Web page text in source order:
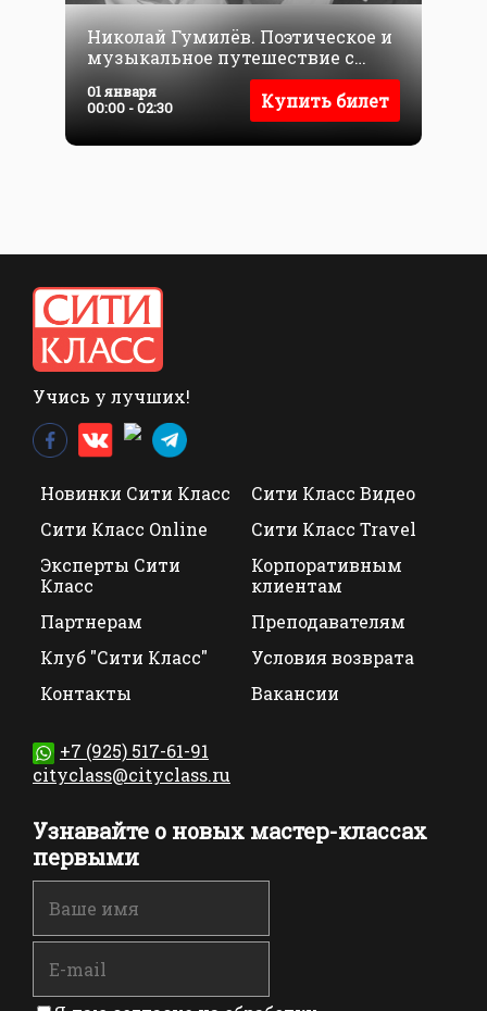
Николай Гумилёв. Поэтическое и
музыкальное путешествие с
Валерием Гаркалиным и
Николаем Сванидзе
01 января
00:00 - 02:30
Купить билет
Учись у лучших!
Новинки Сити Класс
Сити Класс Видео
Сити Класс Online
Сити Класс Travel
Эксперты Сити
Класс
Корпоративным
клиентам
Партнерам
Преподавателям
Клуб "Сити Класс"
Условия возврата
Контакты
Вакансии
+7 (925) 517-61-91
cityclass@cityclass.ru
Узнавайте о новых мастер-классах
первыми